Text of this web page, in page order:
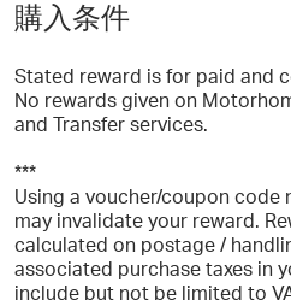
購入条件
Stated reward is for paid and
No rewards given on
and Transfer services.
***
Using a voucher/coupon
may invalidate your reward.
calculated on postage /
associated purchase taxes in
include but not be limited to